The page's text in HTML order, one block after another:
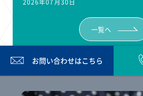
一覧へ
お問い合わせはこちら